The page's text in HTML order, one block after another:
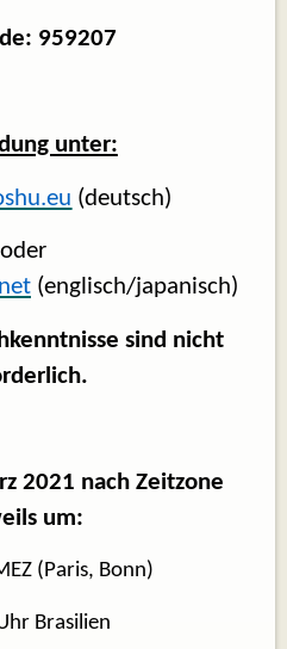
959207
unter:
(deutsch)
oder
(englisch/japanisch)
sind nicht
2021 nach Zeitzone
um:
(Paris, Bonn)
Brasilien